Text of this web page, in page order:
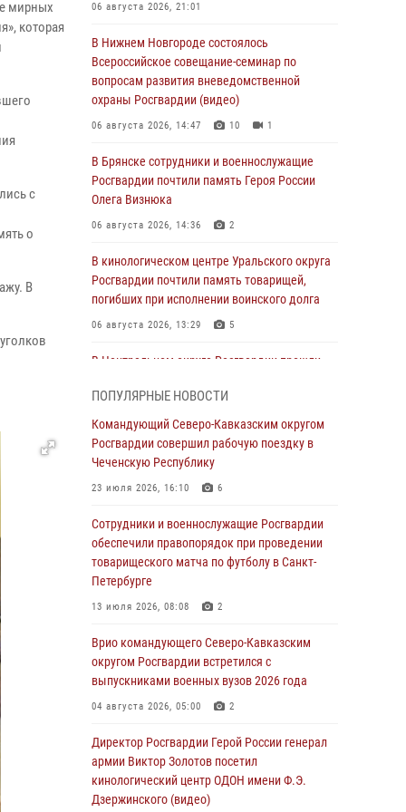
мирных
которая
с
о
В
06 августа 2026, 21:01
В Нижнем Новгороде состоялось
Всероссийское совещание-семинар по
вопросам развития вневедомственной
охраны Росгвардии (видео)
06 августа 2026, 14:47 10 1
В Брянске сотрудники и военнослужащие
Росгвардии почтили память Героя России
Олега Визнюка
06 августа 2026, 14:36 2
В кинологическом центре Уральского округа
Росгвардии почтили память товарищей,
погибших при исполнении воинского долга
06 августа 2026, 13:29 5
В Центральном округе Росгвардии прошли
И.К. Яковлева
06 августа 2026, 13:24
Росгвардейцы задержали мужчину,
открывшего стрельбу в Подмосковье (видео)
Росгвардейцы провели выставку вооружения
для участников сбора «Гвардеец» в Пензе
(видео)
06 августа 2026, 12:00
В Курске росгвардейцы приняли участие в
митинге, посвященном второй годовщине
вторжения ВСУ на территорию области
06 августа 2026, 11:56 4
В Санкт-Петербурге наряд Росгвардии
задержал правонарушителя, угрожавшего
подростку травматическим пистолетом
06 августа 2026, 11:33
ПОПУЛЯРНЫЕ НОВОСТИ
Командующий Северо-Кавказским округом
Росгвардии совершил рабочую поездку в
Чеченскую Республику
23 июля 2026, 16:10 6
Сотрудники и военнослужащие Росгвардии
обеспечили правопорядок при проведении
товарищеского матча по футболу в Санкт-
Петербурге
13 июля 2026, 08:08 2
Врио командующего Северо-Кавказским
округом Росгвардии встретился с
выпускниками военных вузов 2026 года
04 августа 2026, 05:00 2
Директор Росгвардии Герой России генерал
армии Виктор Золотов посетил
кинологический центр ОДОН имени Ф.Э.
Дзержинского (видео)